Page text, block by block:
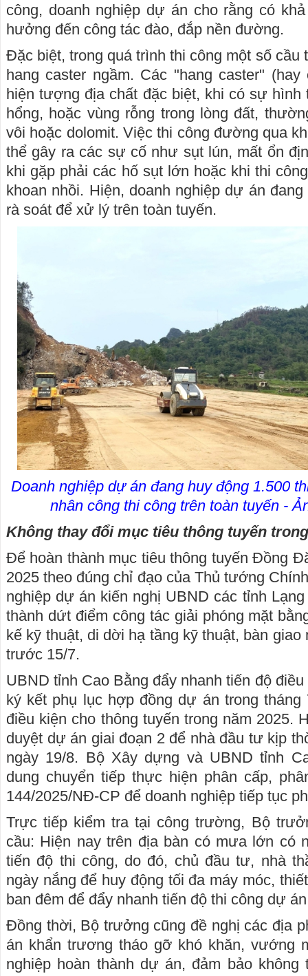
công, doanh nghiệp dự án cho rằng có
hưởng đến công tác đào, đắp nền đường.
Đặc biệt, trong quá trình thi công một số cầu
hang caster ngầm. Các "hang caster"
hiện tượng địa chất đặc biệt, khi có sự hình
hổng, hoặc vùng rỗng trong lòng đất,
vôi hoặc dolomit. Việc thi công đường qua
thể gây ra các sự cố như sụt lún, mất ổn
khi gặp phải các hố sụt lớn hoặc khi thi
khoan nhồi. Hiện, doanh nghiệp dự án
rà soát để xử lý trên toàn tuyến.
Doanh nghiệp dự án đang huy động 1.500
nhân công thi công trên toàn tuyến -
Không thay đổi mục tiêu thông tuyến
Để hoàn thành mục tiêu thông tuyến Đồng
2025 theo đúng chỉ đạo của Thủ tướng
nghiệp dự án kiến nghị UBND các tỉnh
thành dứt điểm công tác giải phóng mặt
kế kỹ thuật, di dời hạ tầng kỹ thuật, bàn giao
trước 15/7.
UBND tỉnh Cao Bằng đẩy nhanh tiến độ
ký kết phụ lục hợp đồng dự án trong tháng
điều kiện cho thông tuyến trong năm 2025.
duyệt dự án giai đoạn 2 để nhà đầu tư kịp
ngày 19/8. Bộ Xây dựng và UBND tỉnh
dung chuyển tiếp thực hiện phân cấp,
144/2025/NĐ-CP để doanh nghiệp tiếp tục
Trực tiếp kiểm tra tại công trường, Bộ
cầu: Hiện nay trên địa bàn có mưa lớn có
tiến độ thi công, do đó, chủ đầu tư, nhà
ngày nắng để huy động tối đa máy móc,
ban đêm để đẩy nhanh tiến độ thi công dự
Đồng thời, Bộ trưởng cũng đề nghị các địa
án khẩn trương tháo gỡ khó khăn, vướng
nghiệp hoàn thành dự án, đảm bảo không